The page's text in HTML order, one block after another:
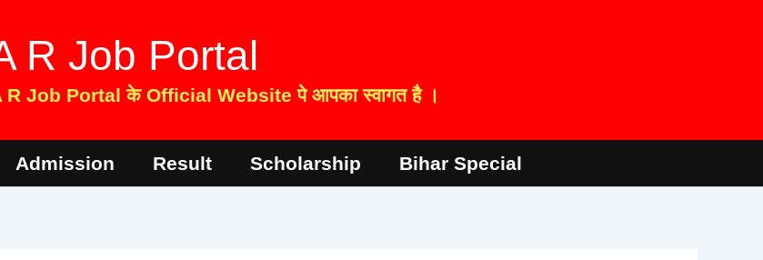
R Job Portal
R Job Portal के Official Website पे आपका स्वागत है ।
Admission Result Scholarship Bihar Special